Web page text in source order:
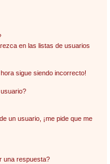
en las listas de usuarios
sigue siendo incorrecto!
un usuario, ¡me pide que me
una respuesta?